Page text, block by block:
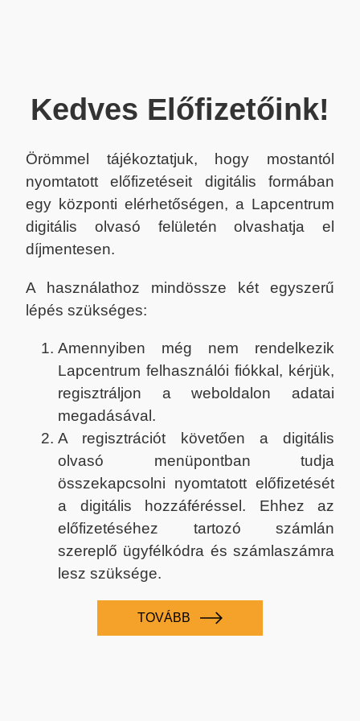
Kedves Előfizetőink!
Örömmel tájékoztatjuk, hogy mostantól
nyomtatott előfizetéseit digitális formában
egy központi elérhetőségen, a Lapcentrum
digitális olvasó felületén olvashatja el
díjmentesen.
A használathoz mindössze két egyszerű
lépés szükséges:
Amennyiben még nem rendelkezik
Lapcentrum felhasználói fiókkal, kérjük,
regisztráljon a weboldalon adatai
megadásával.
A regisztrációt követően a digitális
olvasó menüpontban tudja
összekapcsolni nyomtatott előfizetését
a digitális hozzáféréssel. Ehhez az
előfizetéséhez tartozó számlán
szereplő ügyfélkódra és számlaszámra
lesz szüksége.
TOVÁBB